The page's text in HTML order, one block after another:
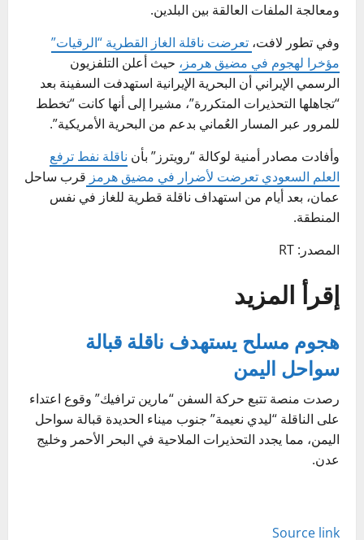
ومعالجة الملفات العالقة بين البلدين.
وفي تطور لافت، تعرضت ناقلة الغاز القطرية “الرقيات”
مؤخرا لهجوم في مضيق هرمز، حيث أعلن التلفزيون
الرسمي الإيراني أن البحرية الإيرانية استهدفت السفينة بعد
“تجاهلها التحذيرات المتكررة”، مشيرا إلى أنها كانت “تخطط
للمرور عبر المسار العُماني بدعم من البحرية الأمريكية”.
وأفادت مصادر أمنية لوكالة “رويترز” بأن ناقلة نفط ترفع
العلم السعودي تعرضت لأضرار في مضيق هرمز قرب ساحل
عمان، بعد أيام من استهداف ناقلة قطرية للغاز في نفس
المنطقة.
المصدر: RT
إقرأ المزيد
هجوم مسلح يستهدف ناقلة قبالة
سواحل اليمن
رصدت منصة تتبع حركة السفن “مارين ترافيك” وقوع اعتداء
على الناقلة “ليدي نعيمة” جنوب ميناء الحديدة قبالة سواحل
اليمن، مما يجدد التحذيرات الملاحية في البحر الأحمر وخليج
عدن.
Source link